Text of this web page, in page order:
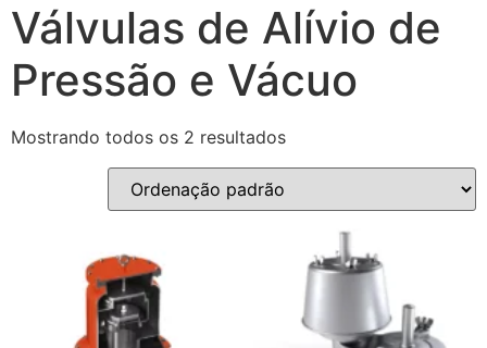
Válvulas de Alívio de
Pressão e Vácuo
Mostrando todos os 2 resultados